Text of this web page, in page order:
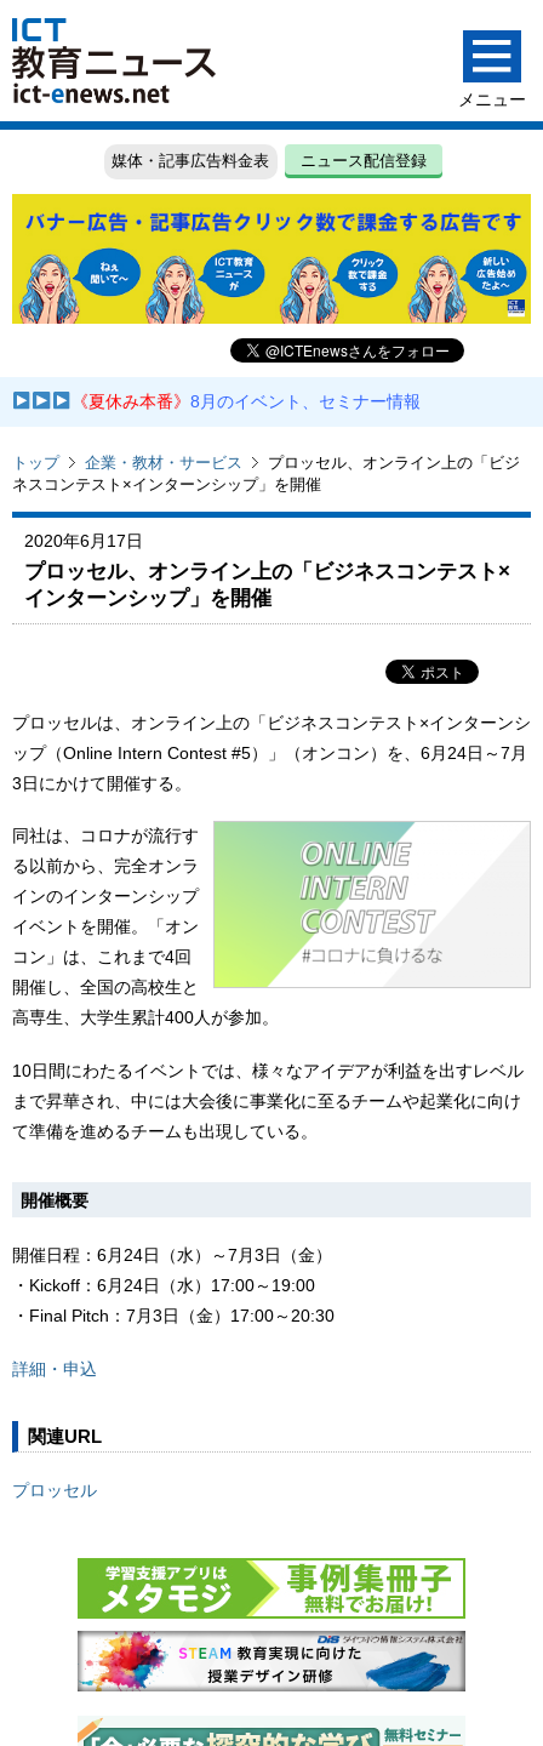
媒体・記事広告料金表 ニュース配信登録
《夏休み本番》8月のイベント、セミナー情報
トップ 企業・教材・サービス
プロッセル、オンライン上の「ビジ
ネスコンテスト×インターンシップ」を開催
2020年6月17日
プロッセル、オンライン上の「ビジネスコンテスト×
インターンシップ」を開催
プロッセルは、オンライン上の「ビジネスコンテスト×インターンシ
ップ（Online Intern Contest #5）」（オンコン）を、6月24日～7月
3日にかけて開催する。
同社は、コロナが流行す
る以前から、完全オンラ
インのインターンシップ
イベントを開催。「オン
コン」は、これまで4回
開催し、全国の高校生と
高専生、大学生累計400人が参加。
10日間にわたるイベントでは、様々なアイデアが利益を出すレベル
まで昇華され、中には大会後に事業化に至るチームや起業化に向け
て準備を進めるチームも出現している。
開催概要
開催日程：6月24日（水）～7月3日（金）
・Kickoff：6月24日（水）17:00～19:00
・Final Pitch：7月3日（金）17:00～20:30
詳細・申込
関連URL
プロッセル